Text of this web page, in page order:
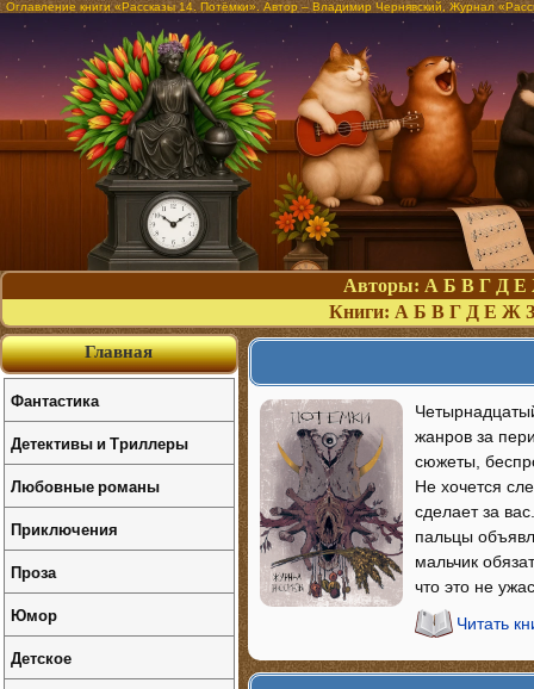
Оглавление книги «Рассказы 14. Потёмки». Автор – Владимир Чернявский, Журнал
Авторы: А Б В Г Д Е
Книги: А Б В Г Д Е Ж З
жанров за
сюжеты,
Не хочется
сделает за
пальцы
мальчик
что это не
Читать
Главная
Фантастика
Детективы и Триллеры
Любовные романы
Приключения
Проза
Юмор
Детское